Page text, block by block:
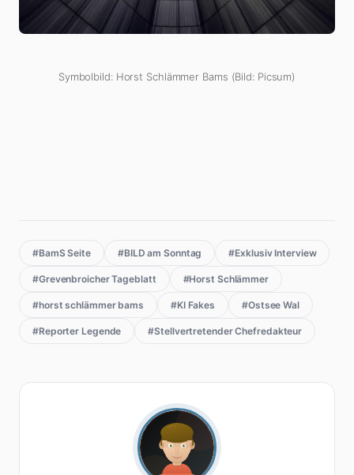
Symbolbild: Horst Schlämmer Bams (Bild: Picsum)
#BamS Seite #BILD am Sonntag #Exklusiv Interview
#Grevenbroicher Tageblatt #Horst Schlämmer
#horst schlämmer bams #KI Fakes #Ostsee Wal
#Reporter Legende #Stellvertretender Chefredakteur